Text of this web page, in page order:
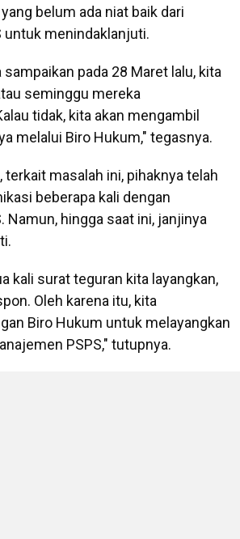
belum ada niat baik dari
untuk menindaklanjuti.
pada 28 Maret lalu, kita
seminggu mereka
tidak, kita akan mengambil
melalui Biro Hukum," tegasnya.
terkait masalah ini, pihaknya telah
beberapa kali dengan
Namun, hingga saat ini, janjinya
kali surat teguran kita layangkan,
Oleh karena itu, kita
Biro Hukum untuk melayangkan
PSPS," tutupnya.